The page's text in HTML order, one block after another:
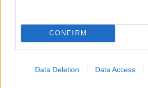
CONFIRM
Data Deletion Data Access
Τους αγαπώ που μας στηρίζουν.
κάνουμε πολύ περήφανους».
Στο τέλος η Ελληνίδα